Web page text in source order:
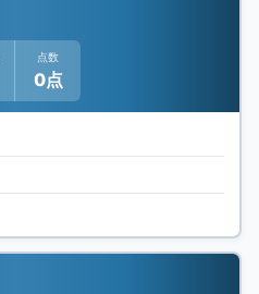
点数
0点